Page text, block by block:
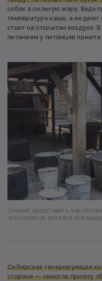
собак в сильную жару. Ведь
температуре каша, а ее
стоит на открытом воздухе.
питанием у питомцев
Сложно представить, как
что случится, если вся она
Сибирская генерирующая
стороне — помогла приюту